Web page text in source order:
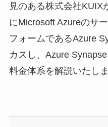
見のある株式会社KUIX
にMicrosoft Azureのサ
フォームであるAzure
カスし、Azure
料金体系を解説いたしま